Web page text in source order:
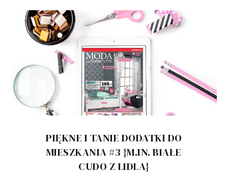
PIĘKNE I TANIE DODATKI DO
MIESZKANIA #3 {M.IN. BIAŁE
CUDO Z LIDLA}